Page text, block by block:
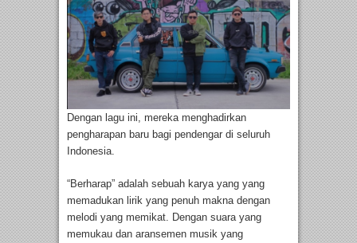
Dengan lagu ini, mereka menghadirkan
pengharapan baru bagi pendengar di seluruh
Indonesia.
“Berharap” adalah sebuah karya yang yang
memadukan lirik yang penuh makna dengan
melodi yang memikat. Dengan suara yang
memukau dan aransemen musik yang